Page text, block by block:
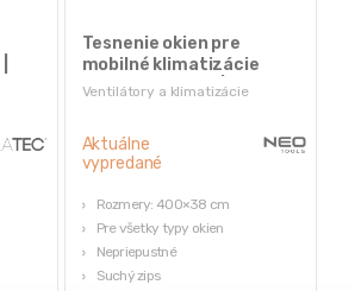
Ventilátory a klimatizácie
Tesnenie okien pre
mobilné klimatizácie
400×38 cm NEO | 90-137
Aktuálne
vypredané
Rozmery: 400×38 cm
Pre všetky typy okien
Nepriepustné
Suchý zips